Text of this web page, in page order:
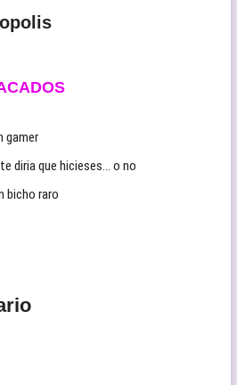
gamer
diria que hicieses… o no
bicho raro